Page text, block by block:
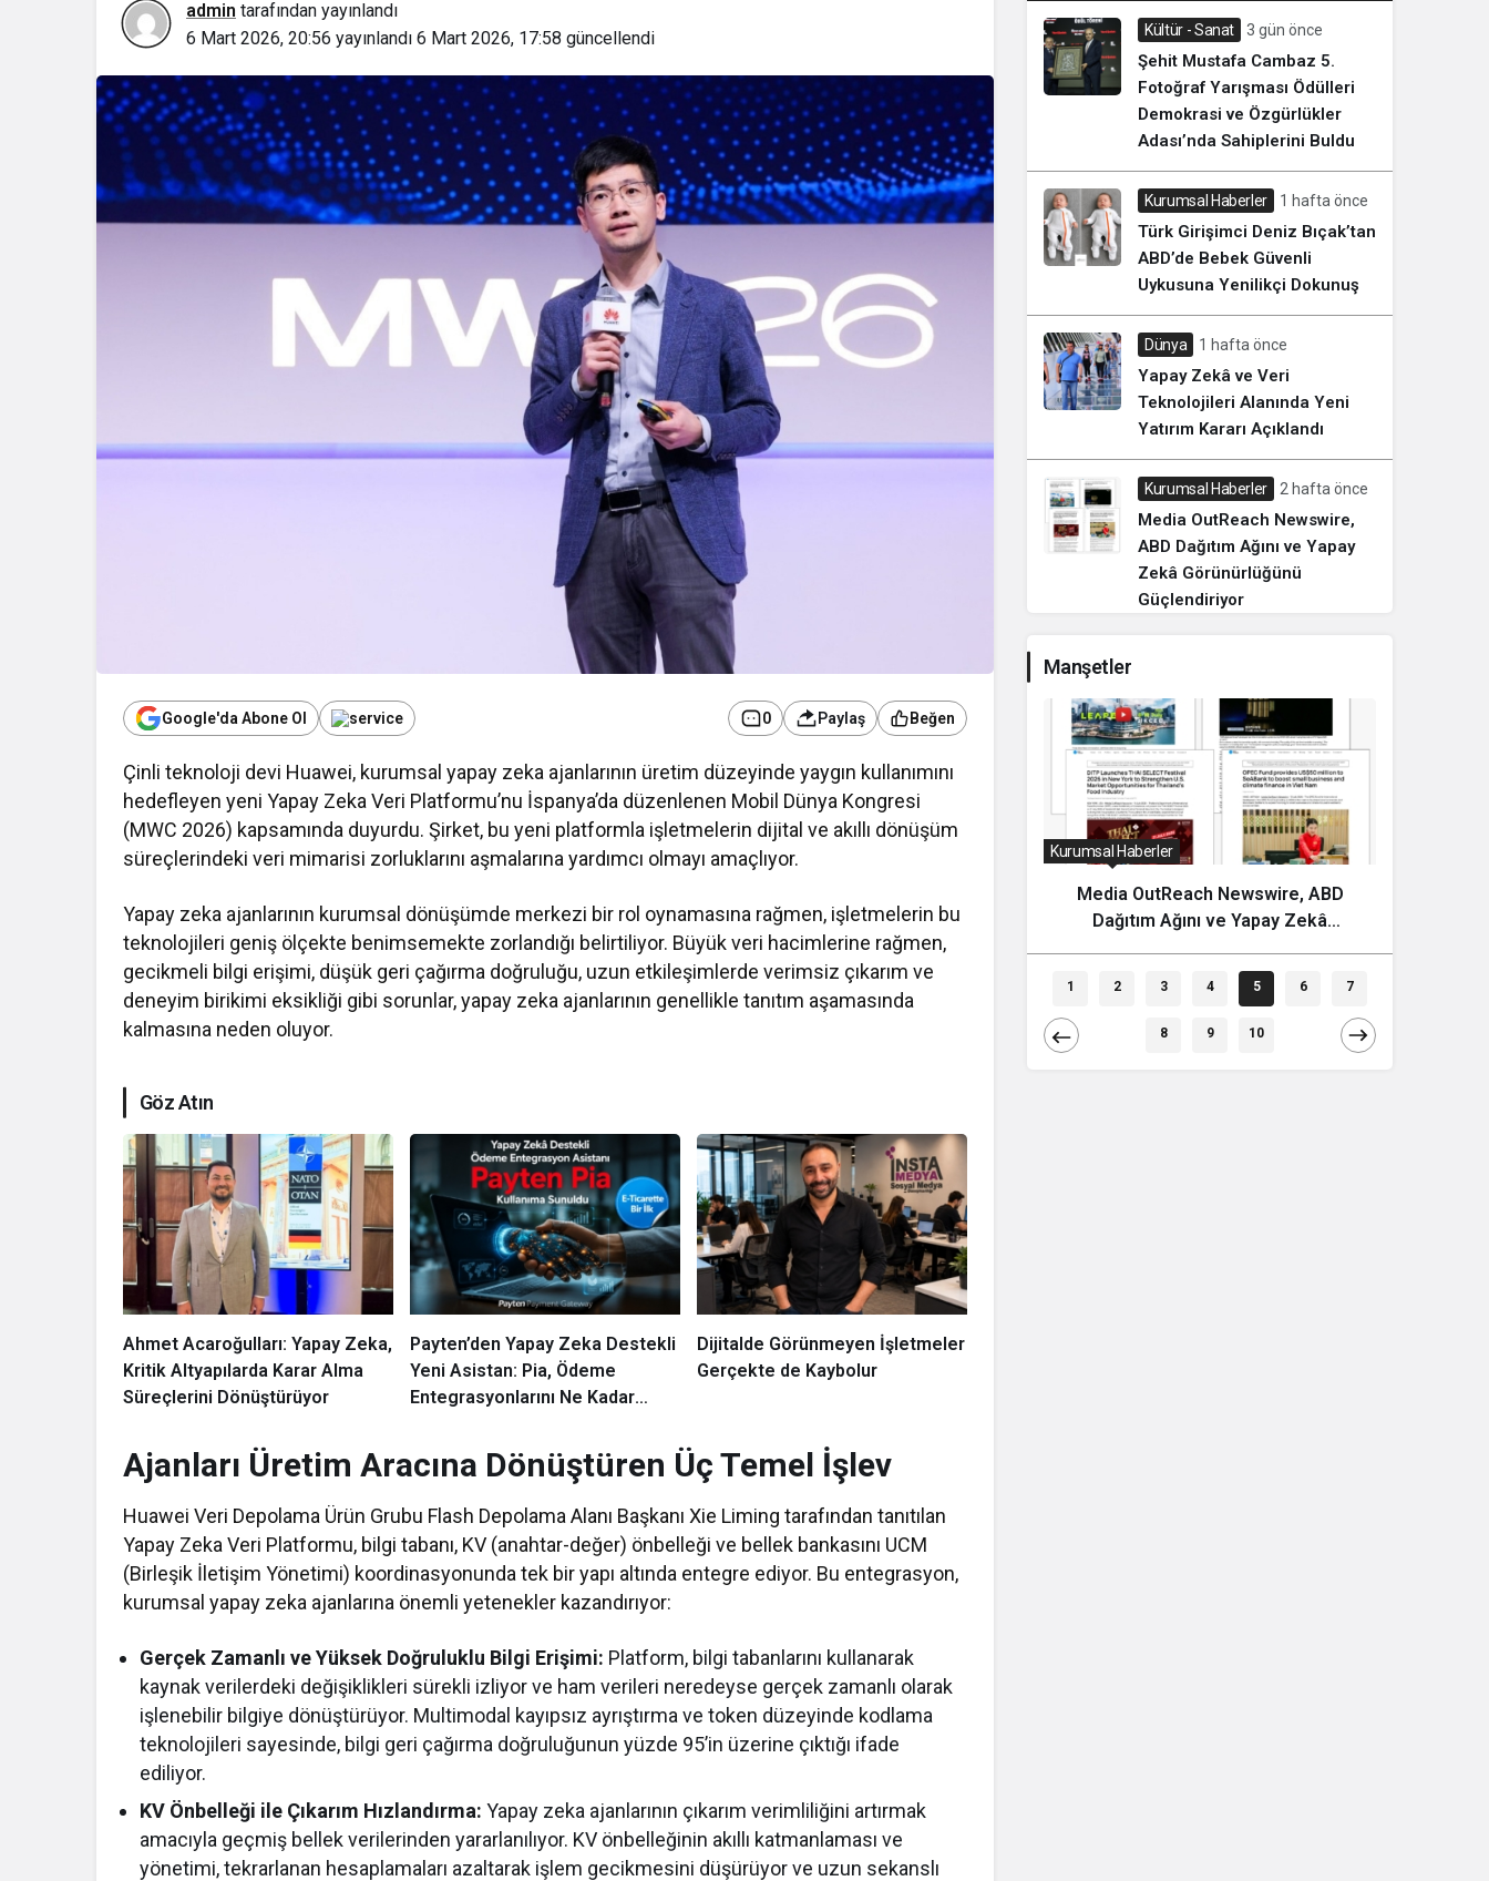
admin tarafından yayınlandı
6 Mart 2026, 20:56 yayınlandı 6 Mart 2026, 17:58 güncellendi
Google'da Abone Ol 0 Paylaş Beğen
Çinli teknoloji devi Huawei, kurumsal yapay zeka ajanlarının üretim düzeyinde yaygın kullanımını
hedefleyen yeni Yapay Zeka Veri Platformu’nu İspanya’da düzenlenen Mobil Dünya Kongresi
(MWC 2026) kapsamında duyurdu. Şirket, bu yeni platformla işletmelerin dijital ve akıllı dönüşüm
süreçlerindeki veri mimarisi zorluklarını aşmalarına yardımcı olmayı amaçlıyor.
Yapay zeka ajanlarının kurumsal dönüşümde merkezi bir rol oynamasına rağmen, işletmelerin bu
teknolojileri geniş ölçekte benimsemekte zorlandığı belirtiliyor. Büyük veri hacimlerine rağmen,
gecikmeli bilgi erişimi, düşük geri çağırma doğruluğu, uzun etkileşimlerde verimsiz çıkarım ve
deneyim birikimi eksikliği gibi sorunlar, yapay zeka ajanlarının genellikle tanıtım aşamasında
kalmasına neden oluyor.
Göz Atın
Ahmet Acaroğulları: Yapay Zeka,
Kritik Altyapılarda Karar Alma
Süreçlerini Dönüştürüyor
Payten’den Yapay Zeka Destekli
Yeni Asistan: Pia, Ödeme
Entegrasyonlarını Ne Kadar
Dijitalde Görünmeyen İşletmeler
Gerçekte de Kaybolur
Ajanları Üretim Aracına Dönüştüren Üç Temel İşlev
Huawei Veri Depolama Ürün Grubu Flash Depolama Alanı Başkanı Xie Liming tarafından tanıtılan
Yapay Zeka Veri Platformu, bilgi tabanı, KV (anahtar-değer) önbelleği ve bellek bankasını UCM
(Birleşik İletişim Yönetimi) koordinasyonunda tek bir yapı altında entegre ediyor. Bu entegrasyon,
kurumsal yapay zeka ajanlarına önemli yetenekler kazandırıyor:
Gerçek Zamanlı ve Yüksek Doğruluklu Bilgi Erişimi: Platform, bilgi tabanlarını kullanarak
kaynak verilerdeki değişiklikleri sürekli izliyor ve ham verileri neredeyse gerçek zamanlı olarak
işlenebilir bilgiye dönüştürüyor. Multimodal kayıpsız ayrıştırma ve token düzeyinde kodlama
teknolojileri sayesinde, bilgi geri çağırma doğruluğunun yüzde 95’in üzerine çıktığı ifade
ediliyor.
KV Önbelleği ile Çıkarım Hızlandırma: Yapay zeka ajanlarının çıkarım verimliliğini artırmak
amacıyla geçmiş bellek verilerinden yararlanılıyor. KV önbelleğinin akıllı katmanlaması ve
yönetimi, tekrarlanan hesaplamaları azaltarak işlem gecikmesini düşürüyor ve uzun sekanslı
Kültür - Sanat 3 gün önce
Şehit Mustafa Cambaz 5.
Fotoğraf Yarışması Ödülleri
Demokrasi ve Özgürlükler
Adası’nda Sahiplerini Buldu
Kurumsal Haberler 1 hafta önce
Türk Girişimci Deniz Bıçak’tan
ABD’de Bebek Güvenli
Uykusuna Yenilikçi Dokunuş
Dünya 1 hafta önce
Yapay Zekâ ve Veri
Teknolojileri Alanında Yeni
Yatırım Kararı Açıklandı
Kurumsal Haberler 2 hafta önce
Media OutReach Newswire,
ABD Dağıtım Ağını ve Yapay
Zekâ Görünürlüğünü
Güçlendiriyor
Manşetler
Bebek Güvenli Uykusuna
Yenilikçi Dokunuş
Dünya
Alanında Yeni Yatırım Kararı
Açıklandı
Kurumsal Haberler
Dağıtım Ağını ve Yapay Zekâ
Görünürlüğünü Güçlendiriyor
Kurumsal Haberler
Fanstado, Türkiye’nin İlk Organize
Taraftar Tribün Ağını Kuruyor:
1 2 3 4 5 6 7
8 9 10